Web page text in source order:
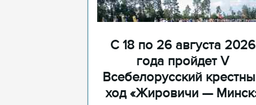
С 18 по 26 августа 2026
года пройдет V
Всебелорусский
ход «Жировичи —